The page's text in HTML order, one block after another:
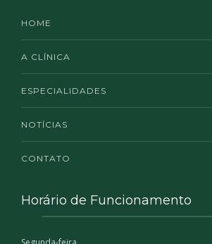
HOME
A CLÍNICA
ESPECIALIDADES
NOTÍCIAS
CONTATO
Horário de Funcionamento